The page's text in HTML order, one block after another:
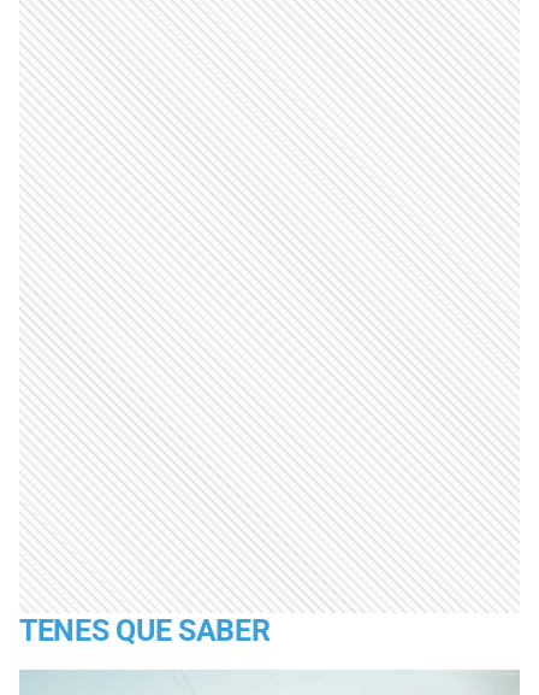
TENES QUE SABER